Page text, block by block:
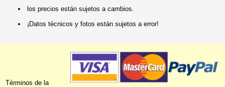
los precios están sujetos a cambios.
¡Datos técnicos y fotos están sujetos a error!
Términos de la